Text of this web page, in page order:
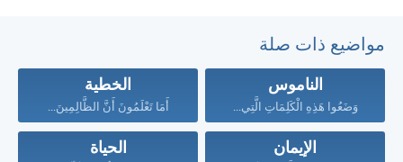
مواضيع ذات صلة
الناموس
وَضَعُوا هَذِهِ الْكَلِمَاتِ الَّتِي...
الخطية
أَمَا تَعْلَمُونَ أَنَّ الظَّالِمِينَ...
الإيمان الحياة